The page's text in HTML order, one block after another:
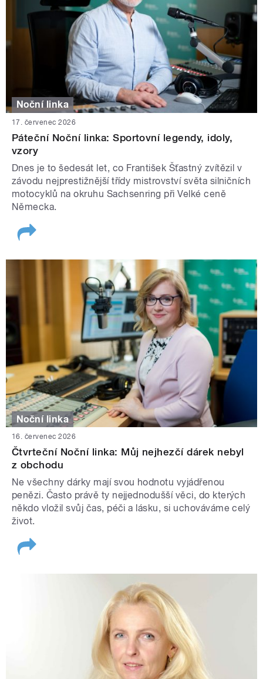
Noční linka
17. červenec 2026
Páteční Noční linka: Sportovní legendy, idoly,
vzory
Dnes je to šedesát let, co František Šťastný zvítězil v
závodu nejprestižnější třídy mistrovství světa silničních
motocyklů na okruhu Sachsenring při Velké ceně
Německa.
Noční linka
16. červenec 2026
Čtvrteční Noční linka: Můj nejhezčí dárek nebyl
z obchodu
Ne všechny dárky mají svou hodnotu vyjádřenou
penězi. Často právě ty nejjednodušší věci, do kterých
někdo vložil svůj čas, péči a lásku, si uchováváme celý
život.